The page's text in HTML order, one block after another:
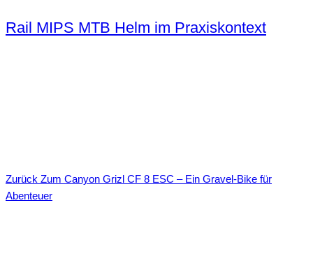
Rail MIPS MTB Helm im Praxiskontext
Zurück Zum Canyon Grizl CF 8 ESC – Ein Gravel-Bike für
Abenteuer